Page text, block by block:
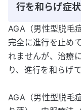
行を和らげ症
AGA（男性型脱毛
完全に進行を止め
れませんが、治療
り、進行を和らげ
AGA（男性型脱毛